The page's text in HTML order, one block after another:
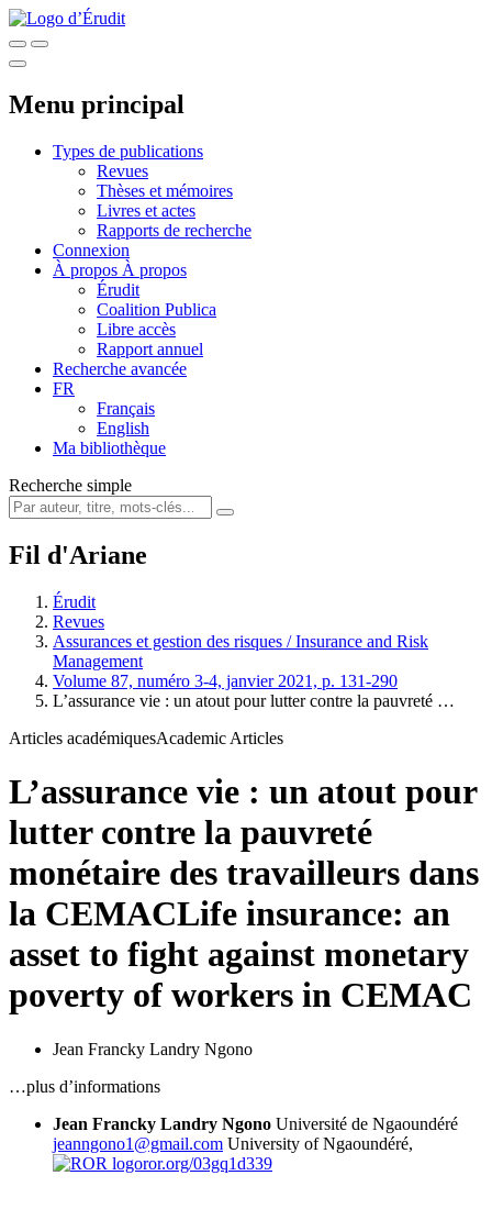
Menu principal
Types de publications
Revues
Thèses et mémoires
Livres et actes
Rapports de recherche
Connexion
À propos À propos
Érudit
Coalition Publica
Libre accès
Rapport annuel
Recherche avancée
FR
Français
English
Ma bibliothèque
Recherche simple
Fil d'Ariane
Érudit
Revues
Assurances et gestion des risques / Insurance and Risk
Management
Volume 87, numéro 3-4, janvier 2021, p. 131-290
L’assurance vie : un atout pour lutter contre la pauvreté …
Articles académiquesAcademic Articles
L’assurance vie : un atout pour
lutter contre la pauvreté
monétaire des travailleurs dans
la CEMACLife insurance: an
asset to fight against monetary
poverty of workers in CEMAC
Jean Francky Landry Ngono
…plus d’informations
Jean Francky Landry Ngono Université de Ngaoundéré
jeanngono1@gmail.com University of Ngaoundéré,
ror.org/03gq1d339